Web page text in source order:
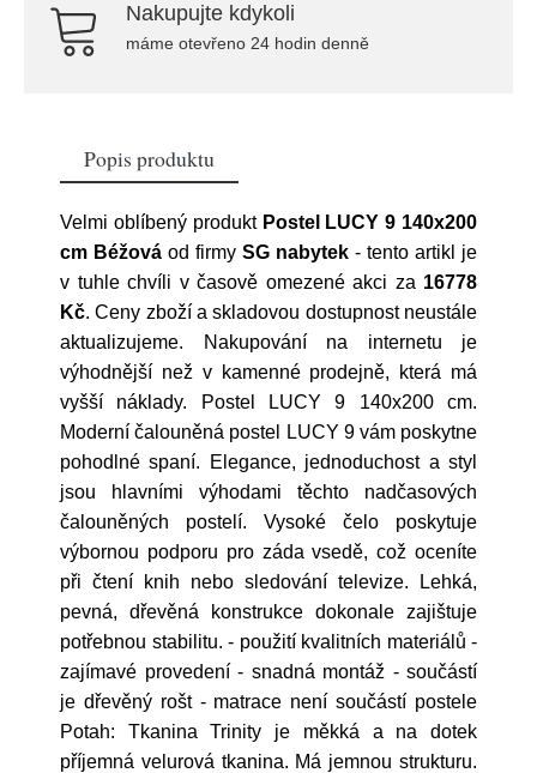
Nakupujte kdykoli
máme otevřeno 24 hodin denně
Popis produktu
Velmi oblíbený produkt Postel LUCY 9 140x200
cm Béžová od firmy SG nabytek - tento artikl je
v tuhle chvíli v časově omezené akci za 16778
Kč. Ceny zboží a skladovou dostupnost neustále
aktualizujeme. Nakupování na internetu je
výhodnější než v kamenné prodejně, která má
vyšší náklady. Postel LUCY 9 140x200 cm.
Moderní čalouněná postel LUCY 9 vám poskytne
pohodlné spaní. Elegance, jednoduchost a styl
jsou hlavními výhodami těchto nadčasových
čalouněných postelí. Vysoké čelo poskytuje
výbornou podporu pro záda vsedě, což oceníte
při čtení knih nebo sledování televize. Lehká,
pevná, dřevěná konstrukce dokonale zajištuje
potřebnou stabilitu. - použití kvalitních materiálů -
zajímavé provedení - snadná montáž - součástí
je dřevěný rošt - matrace není součástí postele
Potah: Tkanina Trinity je měkká a na dotek
příjemná velurová tkanina. Má jemnou strukturu.